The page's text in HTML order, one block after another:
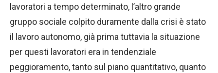
lavoratori a tempo determinato, l’altro grande
gruppo sociale colpito duramente dalla crisi è stato
il lavoro autonomo, già prima tuttavia la situazione
per questi lavoratori era in tendenziale
peggioramento, tanto sul piano quantitativo, quanto